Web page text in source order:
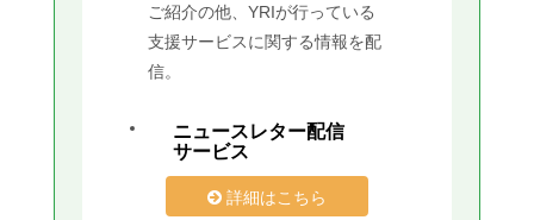
ご紹介の他、YRIが行っている
支援サービスに関する情報を配
信。
ニュースレター配信
サービス
詳細はこちら